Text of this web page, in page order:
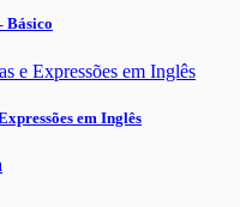
Básico
em Inglês